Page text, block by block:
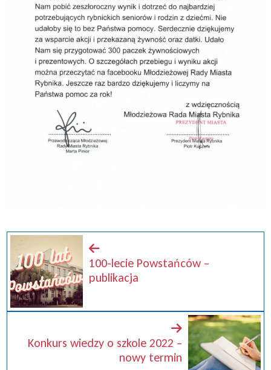
100-lecie Powstańców –
publikacja
Konkurs wiedzy o szkole 2022 –
nowy termin